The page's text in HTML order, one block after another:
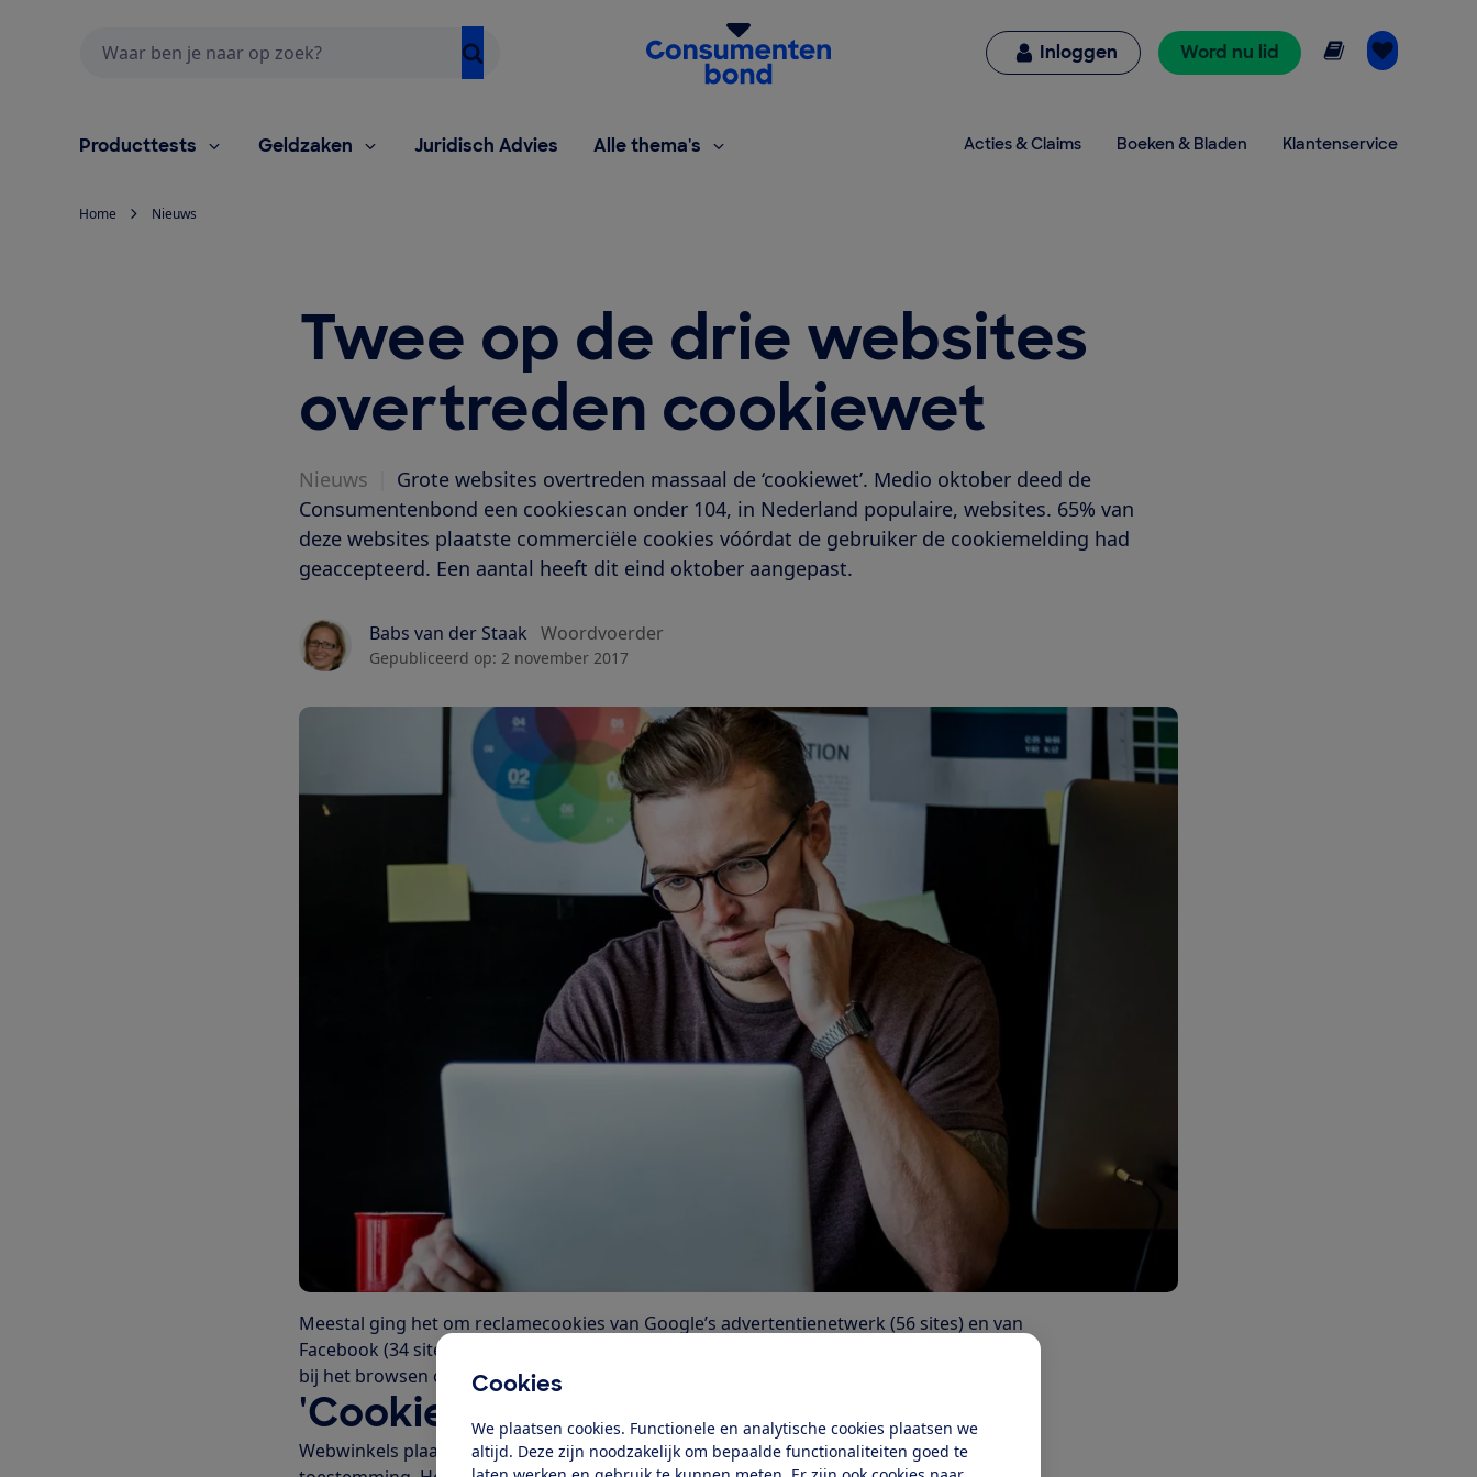
Cookies
We plaatsen cookies. Functionele en analytische cookies plaatsen we
altijd. Deze zijn noodzakelijk om bepaalde functionaliteiten goed te
Homepage van de Consumentenbond
Inloggen Word nu lid Online lezen
Producttests Geldzaken Juridisch Advies Alle thema's Acties & Claims Boeken & Bladen Klantenservice
Home Nieuws
Twee op de drie websites
overtreden cookiewet
Nieuws
Grote websites overtreden massaal de ‘cookiewet’. Medio oktober deed de
Consumentenbond een cookiescan onder 104, in Nederland populaire, websites. 65% van
deze websites plaatste commerciële cookies vóórdat de gebruiker de cookiemelding had
geaccepteerd. Een aantal heeft dit eind oktober aangepast.
Babs van der Staak Woordvoerder
Gepubliceerd op: 2 november 2017
Meestal ging het om reclamecookies van Google’s advertentienetwerk (56 sites) en van
Facebook (34 sites). Door deze cookies kunnen de twee datareuzen consumenten volgen
bij het browsen over internet.
'Cookiemonsters'
Webwinkels plaatsen de meeste reclamecookies en trackingbestanden zonder